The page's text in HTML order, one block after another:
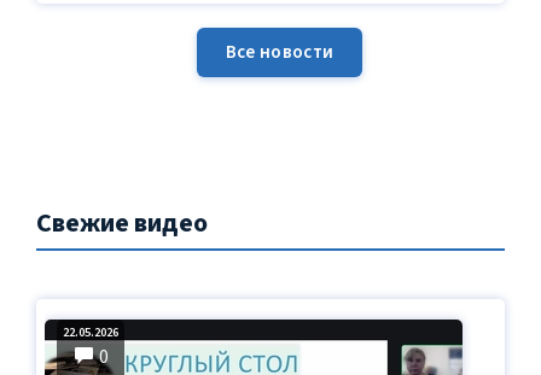
Все новости
Свежие видео
22.05.2026
0